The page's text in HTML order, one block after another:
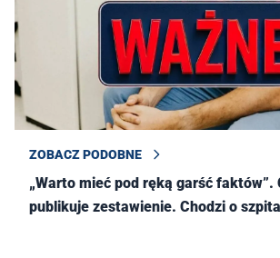
ZOBACZ PODOBNE
„Warto mieć pod ręką garść faktów”.
publikuje zestawienie. Chodzi o